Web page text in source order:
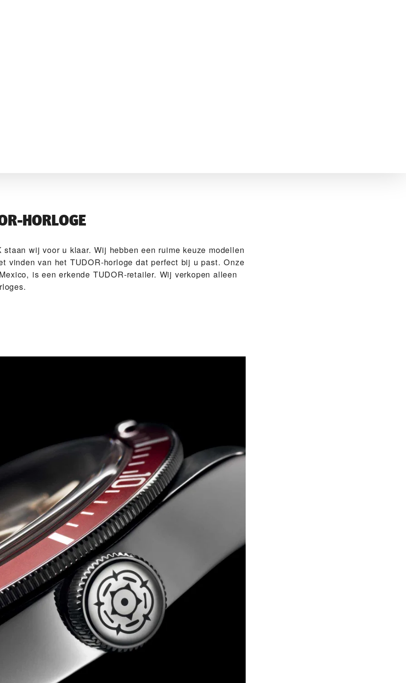
HORLOGE
staan wij voor u klaar. Wij hebben een ruime keuze modellen
vinden van het TUDOR-horloge dat perfect bij u past. Onze
is een erkende TUDOR-retailer. Wij verkopen alleen